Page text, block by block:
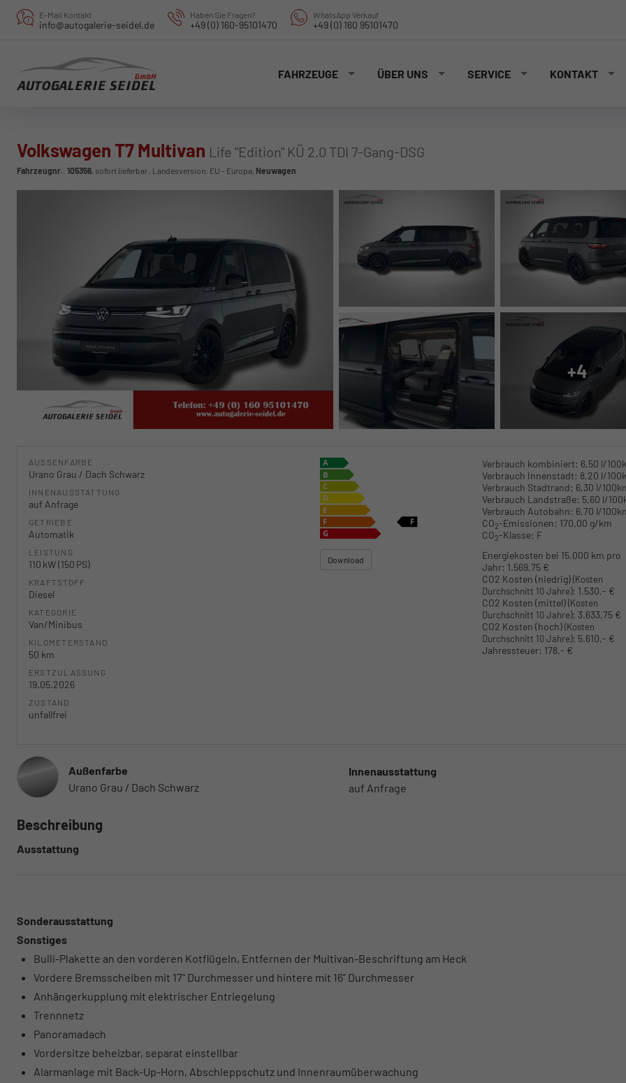
E-Mail Kontakt
info@autogalerie-seidel.de
Haben Sie Fragen?
+49 (0) 160-95101470
WhatsApp Verkauf
+49 (0) 160 95101470
FAHRZEUGE ÜBER UNS SERVICE KONTAKT
Volkswagen T7 Multivan Life "Edition" KÜ 2.0 TDI 7-Gang-DSG
Fahrzeugnr.: 105356, sofort lieferbar , Landesversion: EU - Europa, Neuwagen
+4
AUSSENFARBE
Urano Grau / Dach Schwarz
INNENAUSSTATTUNG
auf Anfrage
GETRIEBE
Automatik
LEISTUNG
110 kW (150 PS)
KRAFTSTOFF
Diesel
KATEGORIE
Van/Minibus
KILOMETERSTAND
50 km
ERSTZULASSUNG
19.05.2026
ZUSTAND
unfallfrei
Verbrauch kombiniert: 6,50 l/
Verbrauch Innenstadt: 8,20 l/
Verbrauch Stadtrand: 6,30 l/
Verbrauch Landstraße: 5,60 l/
Verbrauch Autobahn: 6,70 l/
CO2-Emissionen: 170,00 g/km
CO2-Klasse: F
Download
Energiekosten bei 15.000 km pro
Jahr: 1.569,75 €
CO2 Kosten (niedrig)(Kosten
Durchschnitt 10 Jahre): 1.530,- €
CO2 Kosten (mittel)(Kosten
Durchschnitt 10 Jahre): 3.633,75 €
CO2 Kosten (hoch)(Kosten
Durchschnitt 10 Jahre): 5.610,- €
Jahressteuer: 178,- €
Außenfarbe
Urano Grau / Dach Schwarz
Innenausstattung
auf Anfrage
Beschreibung
Ausstattung
Sonderausstattung
Sonstiges
Bulli-Plakette an den vorderen Kotflügeln, Entfernen der Multivan-Beschriftung am Heck
Vordere Bremsscheiben mit 17" Durchmesser und hintere mit 16" Durchmesser
Anhängerkupplung mit elektrischer Entriegelung
Trennnetz
Panoramadach
Vordersitze beheizbar, separat einstellbar
Alarmanlage mit Back-Up-Horn, Abschleppschutz und Innenraumüberwachung